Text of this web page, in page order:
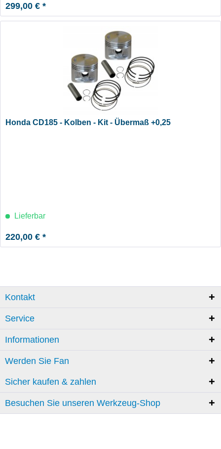
299,00 € *
Honda CD185 - Kolben - Kit - Übermaß +0,25
Lieferbar
220,00 € *
Kontakt
Service
Informationen
Werden Sie Fan
Sicher kaufen & zahlen
Besuchen Sie unseren Werkzeug-Shop